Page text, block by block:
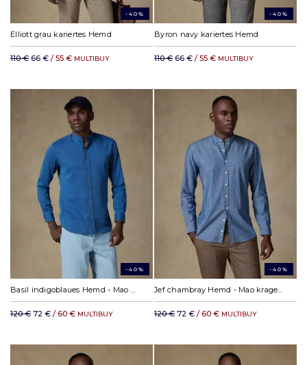
-40%
Elliott grau kariertes Hemd
110 € 66 € / 55 € MULTIBUY
-40%
Byron navy kariertes Hemd
110 € 66 € / 55 € MULTIBUY
-40%
Basil indigoblaues Hemd - Mao kragen
120 € 72 € / 60 € MULTIBUY
-40%
Jef chambray Hemd - Mao kragen
120 € 72 € / 60 € MULTIBUY